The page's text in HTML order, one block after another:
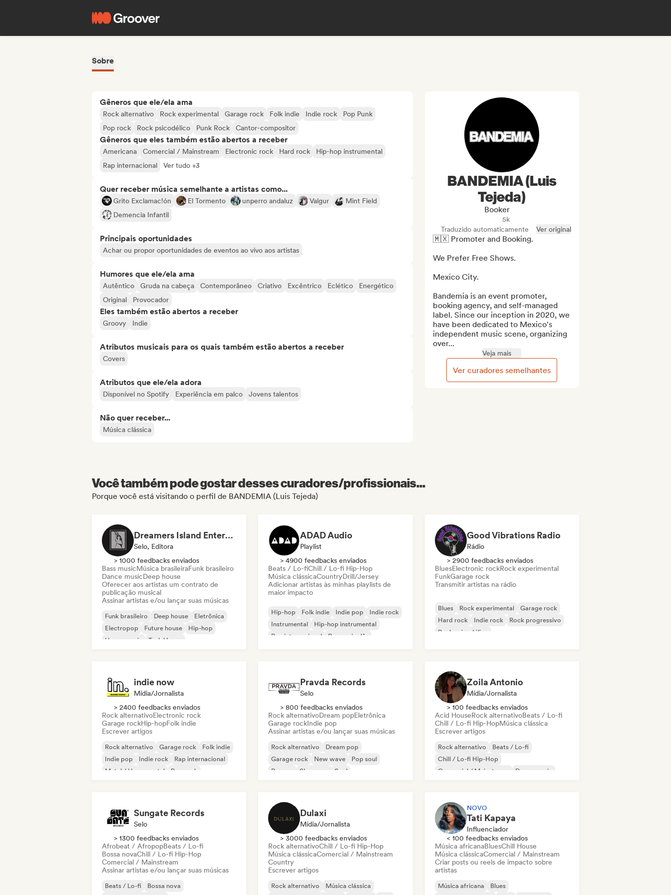
Sobre
Gêneros que ele/ela ama
Rock alternativo Rock experimental Garage rock Folk indie Indie rock
Pop Punk
Pop rock
Rock psicodélico Punk Rock Cantor-compositor
Gêneros que eles também estão abertos a receber
Americana Comercial / Mainstream Electronic rock Hard rock
Hip-hop instrumental
Rap internacional
Ver tudo +3
Quer receber música semelhante a artistas como...
Grito Exclamac!ón El Tormento unperro andaluz Valgur
Mint Field
Demencia Infantil
Principais oportunidades
Achar ou propor oportunidades de eventos ao vivo aos artistas
Humores que ele/ela ama
Autêntico Gruda na cabeça Contemporâneo Criativo Excêntrico Eclético
Energético
Original
Provocador
Eles também estão abertos a receber
Groovy Indie
Atributos musicais para os quais também estão abertos a receber
Covers
Atributos que ele/ela adora
Disponível no Spotify Experiência em palco Jovens talentos
Não quer receber...
Música clássica
BANDEMIA (Luis
Tejeda)
Booker
5k
Traduzido automaticamente
Ver original
🇲🇽 Promoter and Booking.
We Prefer Free Shows.
Mexico City.
Bandemia is an event promoter,
booking agency, and self-managed
label. Since our inception in 2020, we
have been dedicated to Mexico's
independent music scene, organizing
over...
Veja mais
Ver curadores semelhantes
Você também pode gostar desses curadores/profissionais...
Porque você está visitando o perfil de BANDEMIA (Luis Tejeda)
Dreamers Island Entertainment
Selo, Editora
> 1000 feedbacks enviados
Bass musicMúsica brasileiraFunk brasileiro
Dance musicDeep house
Oferecer aos artistas um contrato de
publicação musical
Assinar artistas e/ou lançar suas músicas
Funk brasileiro Deep house
Eletrônica
Electropop
Future house
Hip-hop
House music
Tech House
ADAD Audio
Playlist
> 4900 feedbacks enviados
Beats / Lo-fiChill / Lo-fi Hip-Hop
Música clássicaCountryDrill/Jersey
Adicionar artistas às minhas playlists de
maior impacto
Hip-hop Folk indie Indie pop
Indie rock
Instrumental
Hip-hop instrumental
Rap internacional
Rap em inglês
Good Vibrations Radio
Rádio
> 2900 feedbacks enviados
BluesElectronic rockRock experimental
FunkGarage rock
Transmitir artistas na rádio
Blues Rock experimental
Garage rock
Hard rock
Indie rock
Rock progressivo
Rock psicodélico
indie now
Mídia/Jornalista
> 2400 feedbacks enviados
Rock alternativoElectronic rock
Garage rockHip-hopFolk indie
Escrever artigos
Rock alternativo Garage rock
Folk indie
Indie pop
Indie rock
Rap internacional
Metal / Heavy metal
Pop rock
Pravda Records
Selo
> 800 feedbacks enviados
Rock alternativoDream popEletrônica
Garage rockIndie pop
Assinar artistas e/ou lançar suas músicas
Rock alternativo
Dream pop
Garage rock
New wave
Pop soul
Reggae
Shoegaze Soul
Zoila Antonio
Mídia/Jornalista
> 100 feedbacks enviados
Acid HouseRock alternativoBeats / Lo-fi
Chill / Lo-fi Hip-HopMúsica clássica
Escrever artigos
Rock alternativo
Beats / Lo-fi
Chill / Lo-fi Hip-Hop
Comercial / Mainstream
Dance music
Sungate Records
Selo
> 1300 feedbacks enviados
Afrobeat / AfropopBeats / Lo-fi
Bossa novaChill / Lo-fi Hip-Hop
Comercial / Mainstream
Assinar artistas e/ou lançar suas músicas
Beats / Lo-fi
Bossa nova
Dulaxi
Mídia/Jornalista
> 3000 feedbacks enviados
Rock alternativoChill / Lo-fi Hip-Hop
Música clássicaComercial / Mainstream
Country
Escrever artigos
Rock alternativo
Música clássica
NOVO
Tati Kapaya
Influenciador
< 100 feedbacks enviados
Música africanaBluesChill House
Música clássicaComercial / Mainstream
Criar posts ou reels de impacto sobre
artistas
Música africana
Blues